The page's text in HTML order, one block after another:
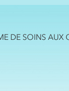
DE SOINS